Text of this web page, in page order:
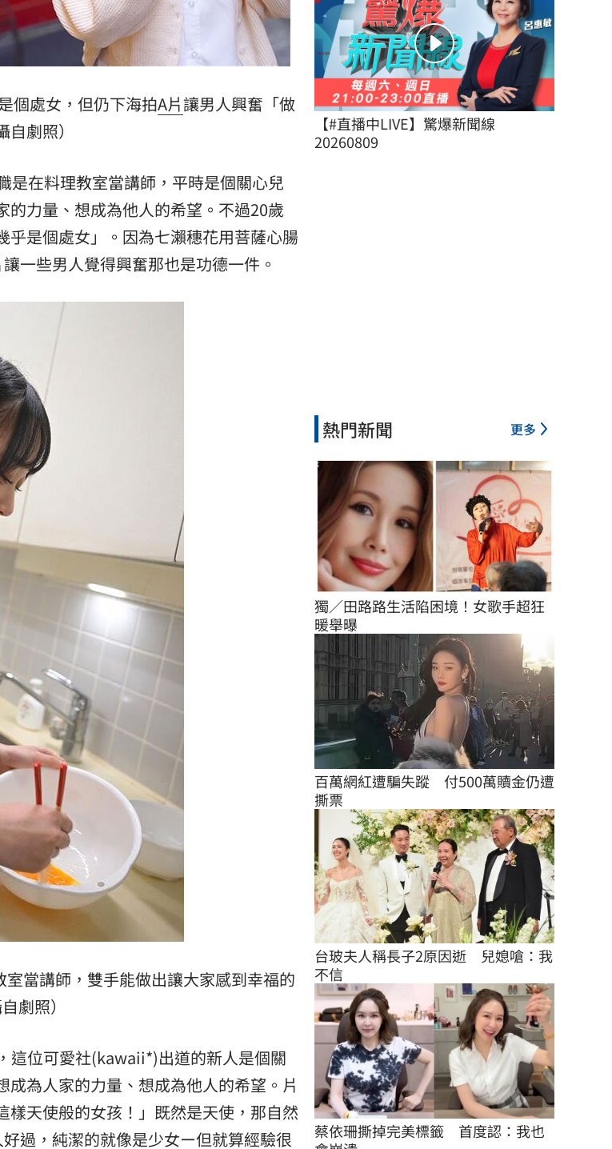
個處女，但仍下海拍A片讓男人興奮「做
劇照）
是在料理教室當講師，平時是個關心兒
力量、想成為他人的希望。不過20歲
是個處女」。因為七瀨穗花用菩薩心腸
一些男人覺得興奮那也是功德一件。
當講師，雙手能做出讓大家感到幸福的
劇照）
這位可愛社(kawaii*)出道的新人是個關
為人家的力量、想成為他人的希望。片
天使般的女孩！」既然是天使，那自然
過，純潔的就像是少女ー但就算經驗很
【#直播中LIVE】驚爆新聞線
20260809
熱門新聞 更多
獨／田路路生活陷困境！女歌手超狂
暖舉曝
百萬網紅遭騙失蹤　付500萬贖金仍遭
撕票
台玻夫人稱長子2原因逝　兒媳嗆：我
不信
蔡依珊撕掉完美標籤　首度認：我也